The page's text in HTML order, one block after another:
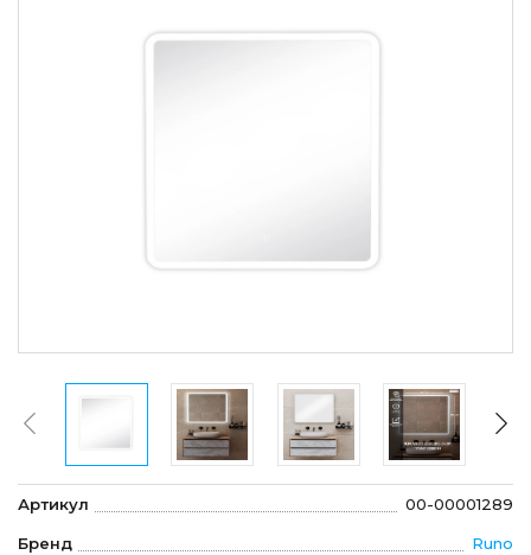
Артикул 00-00001289
Бренд Runo